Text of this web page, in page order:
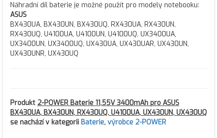
Náhradní díl baterie je možné použít pro modely notebooku:
ASUS
BX430UA, BX430UN, BX430UQ, RX430UA, RX430UN,
RX430UQ, U4100UA, U4100UN, U4100UQ, UX3400UA,
UX3400UN, UX3400UQ, UX430UA, UX430UAR, UX430UN,
UX430UNR, UX430UQ
Produkt 2-POWER Baterie 11,55V 3400mAh pro ASUS
BX430UA, BX430UN, RX430UQ, U4100UA, UX430UN, UX430UQ
se nachází v kategorii Baterie, výrobce 2-POWER